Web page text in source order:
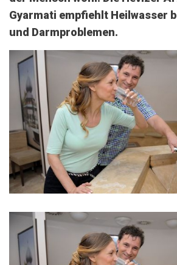
Gyarmati empfiehlt Heilwasser
und Darmproblemen.